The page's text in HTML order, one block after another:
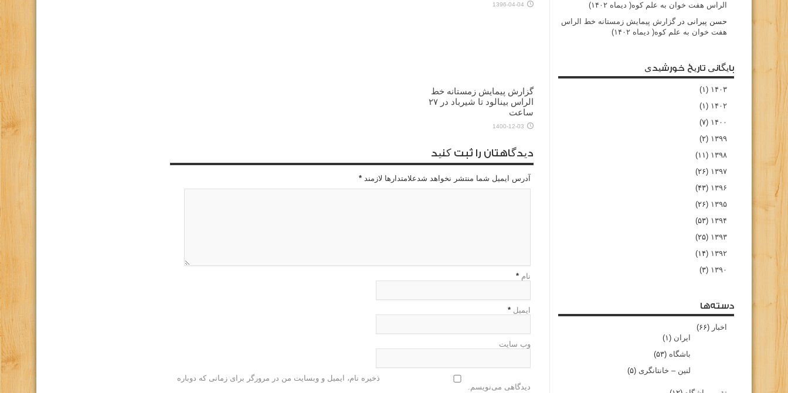
1396-04-04
گزارش پیمایش زمستانه خط
الراس بینالود تا شیرباد در ۲۷
ساعت
1400-12-03
دیدگاهتان را ثبت کنید
آدرس ایمیل شما منتشر نخواهد شدعلامتدارها لازمند *
نام *
ایمیل *
وب سایت
ذخیره نام، ایمیل و وبسایت من در مرورگر برای زمانی که دوباره
دیدگاهی می‌نویسم.
الراس هفت خوان به علم کوه( دیماه ۱۴۰۲)
حسن پیرانی درگزارش پیمایش زمستانه خط الراس
هفت خوان به علم کوه( دیماه ۱۴۰۲)
بایگانی تاریخ خورشیدی
۱۴۰۳ (۱)
۱۴۰۲ (۱)
۱۴۰۰ (۷)
۱۳۹۹ (۲)
۱۳۹۸ (۱۱)
۱۳۹۷ (۲۶)
۱۳۹۶ (۴۳)
۱۳۹۵ (۲۶)
۱۳۹۴ (۵۳)
۱۳۹۳ (۲۵)
۱۳۹۲ (۱۴)
۱۳۹۰ (۳)
دسته‌ها
اخبار (۶۶)
ایران (۱)
باشگاه (۵۳)
لنین – خانتانگری (۵)